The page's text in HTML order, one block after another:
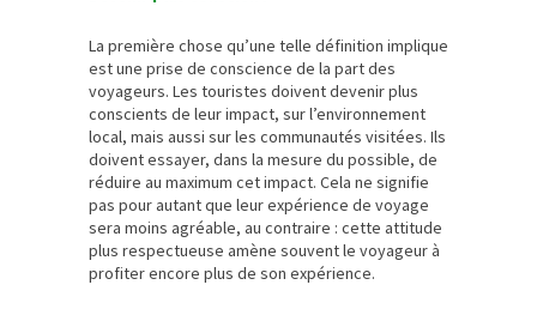
La première chose qu’une telle définition implique
est une prise de conscience de la part des
voyageurs. Les touristes doivent devenir plus
conscients de leur impact, sur l’environnement
local, mais aussi sur les communautés visitées. Ils
doivent essayer, dans la mesure du possible, de
réduire au maximum cet impact. Cela ne signifie
pas pour autant que leur expérience de voyage
sera moins agréable, au contraire : cette attitude
plus respectueuse amène souvent le voyageur à
profiter encore plus de son expérience.